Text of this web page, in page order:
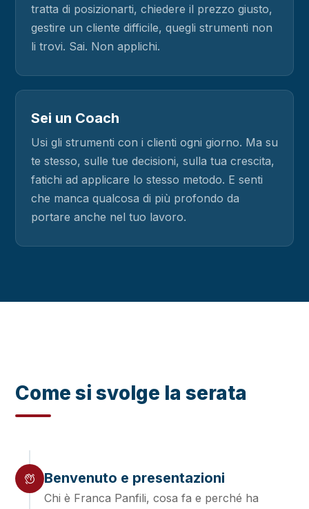
tratta di posizionarti, chiedere il prezzo giusto,
gestire un cliente difficile, quegli strumenti non
li trovi. Sai. Non applichi.
Sei un Coach
Usi gli strumenti con i clienti ogni giorno. Ma su
te stesso, sulle tue decisioni, sulla tua crescita,
fatichi ad applicare lo stesso metodo. E senti
che manca qualcosa di più profondo da
portare anche nel tuo lavoro.
Come si svolge la serata
Benvenuto e presentazioni
Chi è Franca Panfili, cosa fa e perché ha